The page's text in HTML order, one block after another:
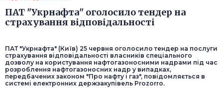
ПАТ "Укрнафта" оголосило тендер на
страхування відповідальності
ПАТ "Укрнафта" (Київ) 25 червня оголосило тендер на послуги
страхування відповідальності власників спеціального
дозволу на користування нафтогазоносними надрами під час
розроблення нафтогазоносних надр у випадках,
передбачених законом "Про нафту і газ", повідомляється в
системі електронних держзакупівель Prozorro.